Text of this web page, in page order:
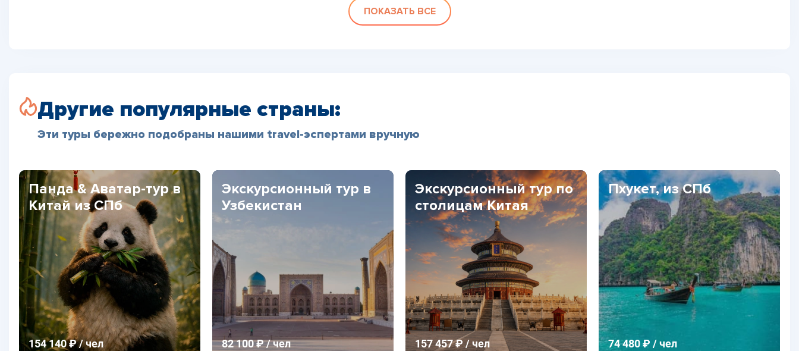
ПОКАЗАТЬ ВСЕ
Другие популярные страны:
Эти туры бережно подобраны нашими travel-эспертами вручную
Панда & Аватар-тур в
Китай из СПб
154 140 ₽ / чел
Экскурсионный тур в
Узбекистан
82 100 ₽ / чел
Экскурсионный тур по
столицам Китая
157 457 ₽ / чел
Пхукет, из СПб
74 480 ₽ / чел